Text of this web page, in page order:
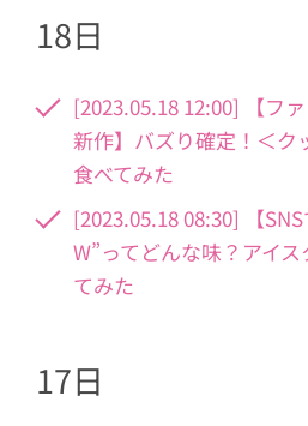
18日
[2023.05.18 12:00] 【フ
新作】バズり確定！＜ク
食べてみた
[2023.05.18 08:30] 【
W”ってどんな味？アイ
てみた
17日